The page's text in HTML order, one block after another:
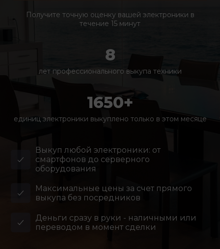
Получите точную оценку вашей электроники в
течение 15 минут
8
лет профессионального выкупа техники
1650+
единиц электроники выкуплено только в этом месяце
Выкуп любой электроники: от
смартфонов до серверного
оборудования
Максимальные цены за счет прямого
выкупа без посредников
Деньги сразу в руки - наличными или
переводом в момент сделки